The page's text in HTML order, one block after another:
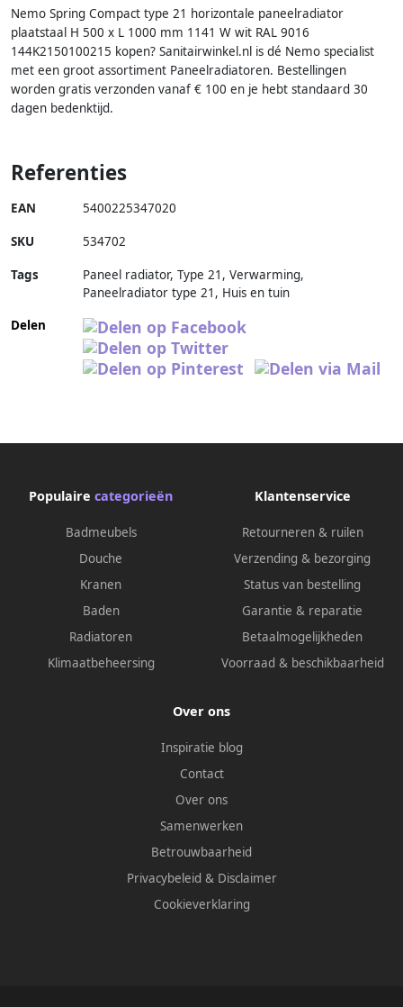
Nemo Spring Compact type 21 horizontale paneelradiator
plaatstaal H 500 x L 1000 mm 1141 W wit RAL 9016
144K2150100215 kopen? Sanitairwinkel.nl is dé Nemo specialist
met een groot assortiment Paneelradiatoren. Bestellingen
worden gratis verzonden vanaf € 100 en je hebt standaard 30
dagen bedenktijd.
Referenties
EAN 5400225347020
SKU 534702
Tags
Paneel radiator, Type 21, Verwarming,
Paneelradiator type 21, Huis en tuin
Delen
Populaire categorieën
Badmeubels
Douche
Kranen
Baden
Radiatoren
Klimaatbeheersing
Klantenservice
Retourneren & ruilen
Verzending & bezorging
Status van bestelling
Garantie & reparatie
Betaalmogelijkheden
Voorraad & beschikbaarheid
Over ons
Inspiratie blog
Contact
Over ons
Samenwerken
Betrouwbaarheid
Privacybeleid & Disclaimer
Cookieverklaring